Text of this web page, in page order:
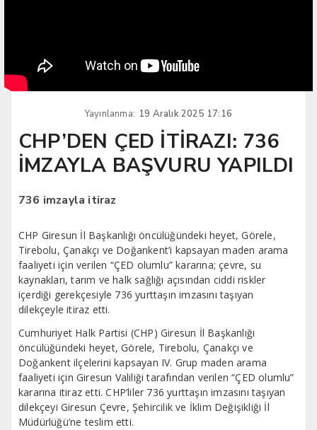
Yayınlanma: 19 Aralık 2025 17:16
CHP’DEN ÇED İTİRAZI: 736
İMZAYLA BAŞVURU YAPILDI
736 imzayla itiraz
CHP Giresun İl Başkanlığı öncülüğündeki heyet, Görele,
Tirebolu, Çanakçı ve Doğankent’i kapsayan maden arama
faaliyeti için verilen “ÇED olumlu” kararına; çevre, su
kaynakları, tarım ve halk sağlığı açısından ciddi riskler
içerdiği gerekçesiyle 736 yurttaşın imzasını taşıyan
dilekçeyle itiraz etti.
Cumhuriyet Halk Partisi (CHP) Giresun İl Başkanlığı
öncülüğündeki heyet, Görele, Tirebolu, Çanakçı ve
Doğankent ilçelerini kapsayan IV. Grup maden arama
faaliyeti için Giresun Valiliği tarafından verilen “ÇED olumlu”
kararına itiraz etti. CHP’liler 736 yurttaşın imzasını taşıyan
dilekçeyi Giresun Çevre, Şehircilik ve İklim Değişikliği İl
Müdürlüğü’ne teslim etti.